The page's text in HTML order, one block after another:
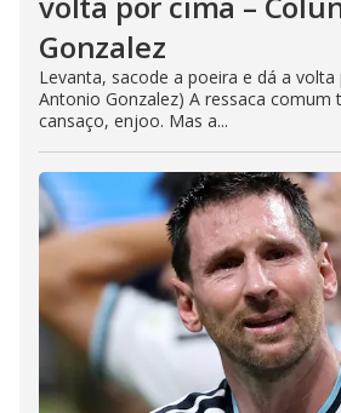
Gonzalez
Levanta, sacode a poeira e dá a
Antonio Gonzalez) A ressaca comum
cansaço, enjoo. Mas a...